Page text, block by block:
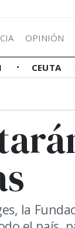
OPINIÓN
CEUTA
la